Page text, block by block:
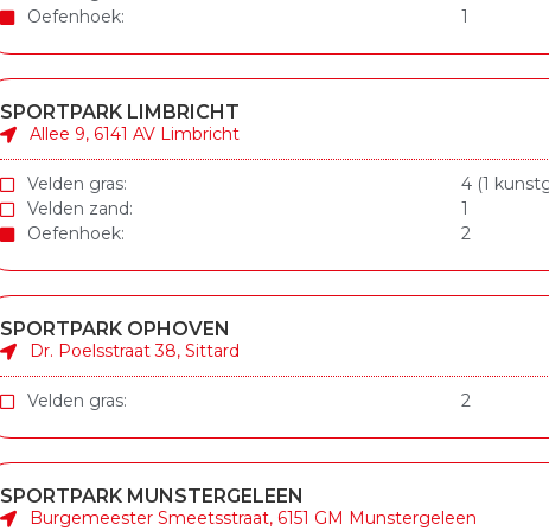
Oefenhoek:
1
SPORTPARK LIMBRICHT
Allee 9, 6141 AV Limbricht
Velden gras:
4 (1
Velden zand:
1
Oefenhoek:
2
SPORTPARK OPHOVEN
Dr. Poelsstraat 38, Sittard
Velden gras: 2
SPORTPARK MUNSTERGELEEN
Burgemeester Smeetsstraat, 6151 GM Munstergeleen